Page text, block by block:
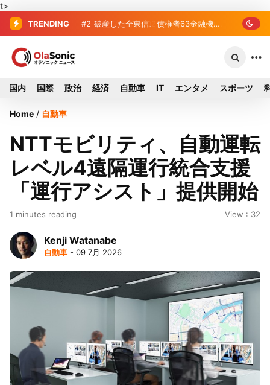
t>
TRENDING #2 破産した全東信、債権者63金融
#3 プロ野球2026年、勝ち組と負け組の
国内 国際 政治 経済 自動車 IT エンタメ スポーツ
Home / 自動車
NTTモビリティ、自動運転
レベル4遠隔運行統合支援
「運行アシスト」提供開始
1 minutes reading View : 32
Kenji Watanabe
自動車 - 09 7月 2026